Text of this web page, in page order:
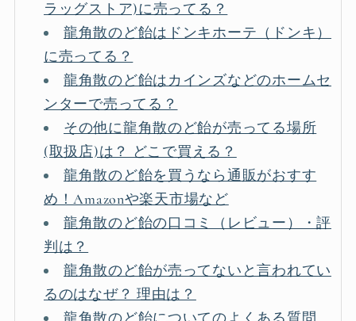
ラッグストア)に売ってる？
龍角散のど飴はドンキホーテ（ドンキ）
に売ってる？
龍角散のど飴はカインズなどのホームセ
ンターで売ってる？
その他に龍角散のど飴が売ってる場所
(取扱店)は？ どこで買える？
龍角散のど飴を買うなら通販がおすす
め！Amazonや楽天市場など
龍角散のど飴の口コミ（レビュー）・評
判は？
龍角散のど飴が売ってないと言われてい
るのはなぜ？ 理由は？